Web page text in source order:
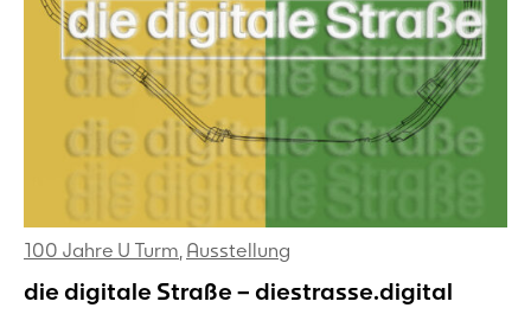
100 Jahre U Turm, Ausstellung
die digitale Straße – diestrasse.digital